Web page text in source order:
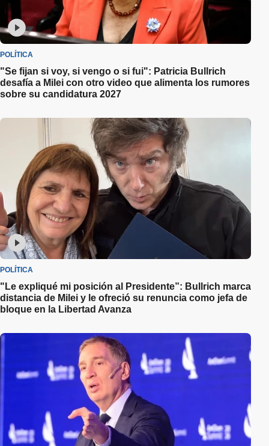
POLÍTICA
"Se fijan si voy, si vengo o si fui": Patricia Bullrich
desafía a Milei con otro video que alimenta los rumores
sobre su candidatura 2027
POLÍTICA
"Le expliqué mi posición al Presidente”: Bullrich marca
distancia de Milei y le ofreció su renuncia como jefa de
bloque en la Libertad Avanza